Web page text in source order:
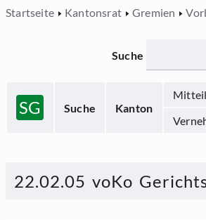
Startseite Kantonsrat Gremien
SG Suche Kanton
Suche
22.02.05 voKo